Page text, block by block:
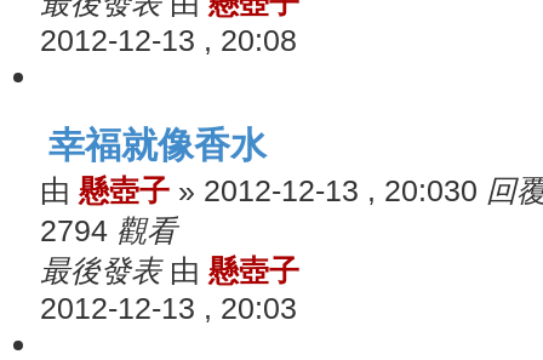
2012-12-13 , 20:08
幸福就像香水
由 懸壺子 » 2012-12-13 , 20:030 回
2794 觀看
最後發表 由 懸壺子
2012-12-13 , 20:03